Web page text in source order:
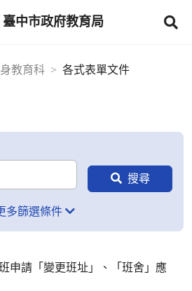
臺中市政府教育局
教育科 各式表單文件
多篩選條件
申請「變更班址」、「班舍」應